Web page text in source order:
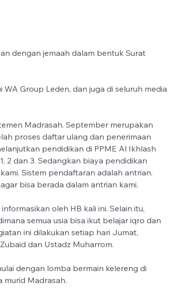
dengan jemaah dalam bentuk Surat
Group Leden, dan juga di seluruh media
Madrasah. September merupakan
proses daftar ulang dan penerimaan
pendidikan di PPME Al Ikhlash
2 dan 3. Sedangkan biaya pendidikan
Sistem pendaftaran adalah antrian.
bisa berada dalam antrian kami.
oleh HB kali ini. Selain itu,
semua usia bisa ikut belajar iqro dan
ini dilakukan setiap hari Jumat,
dan Ustadz Muharrom.
dengan lomba bermain kelereng di
murid Madrasah.